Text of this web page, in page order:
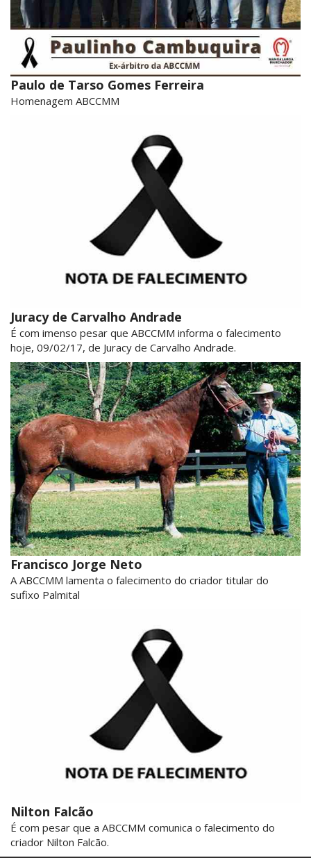
Paulo de Tarso Gomes Ferreira
Homenagem ABCCMM
Juracy de Carvalho Andrade
É com imenso pesar que ABCCMM informa o falecimento
hoje, 09/02/17, de Juracy de Carvalho Andrade.
Francisco Jorge Neto
A ABCCMM lamenta o falecimento do criador titular do
sufixo Palmital
Nilton Falcão
É com pesar que a ABCCMM comunica o falecimento do
criador Nilton Falcão.